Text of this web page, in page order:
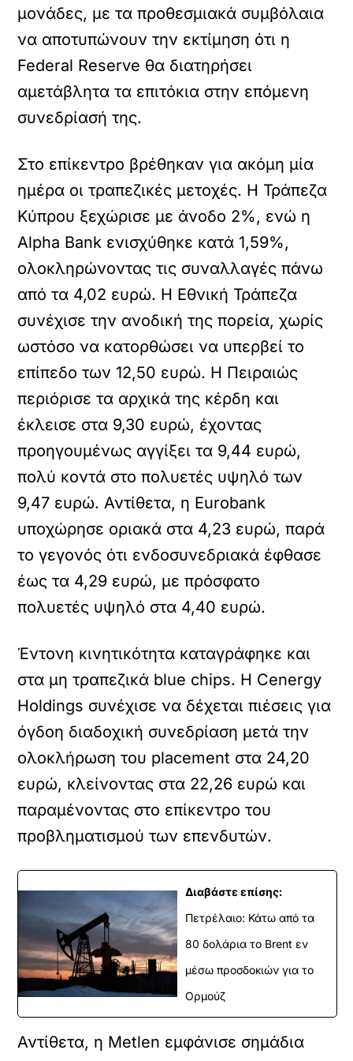
μονάδες, με τα προθεσμιακά συμβόλαια
να αποτυπώνουν την εκτίμηση ότι η
Federal Reserve θα διατηρήσει
αμετάβλητα τα επιτόκια στην επόμενη
συνεδρίασή της.
Στο επίκεντρο βρέθηκαν για ακόμη μία
ημέρα οι τραπεζικές μετοχές. Η Τράπεζα
Κύπρου ξεχώρισε με άνοδο 2%, ενώ η
Alpha Bank ενισχύθηκε κατά 1,59%,
ολοκληρώνοντας τις συναλλαγές πάνω
από τα 4,02 ευρώ. Η Εθνική Τράπεζα
συνέχισε την ανοδική της πορεία, χωρίς
ωστόσο να κατορθώσει να υπερβεί το
επίπεδο των 12,50 ευρώ. Η Πειραιώς
περιόρισε τα αρχικά της κέρδη και
έκλεισε στα 9,30 ευρώ, έχοντας
προηγουμένως αγγίξει τα 9,44 ευρώ,
πολύ κοντά στο πολυετές υψηλό των
9,47 ευρώ. Αντίθετα, η Eurobank
υποχώρησε οριακά στα 4,23 ευρώ, παρά
το γεγονός ότι ενδοσυνεδριακά έφθασε
έως τα 4,29 ευρώ, με πρόσφατο
πολυετές υψηλό στα 4,40 ευρώ.
Έντονη κινητικότητα καταγράφηκε και
στα μη τραπεζικά blue chips. Η Cenergy
Holdings συνέχισε να δέχεται πιέσεις για
όγδοη διαδοχική συνεδρίαση μετά την
ολοκλήρωση του placement στα 24,20
ευρώ, κλείνοντας στα 22,26 ευρώ και
παραμένοντας στο επίκεντρο του
προβληματισμού των επενδυτών.
Διαβάστε επίσης:
Πετρέλαιο: Κάτω από τα
80 δολάρια το Brent εν
μέσω προσδοκιών για το
Ορμούζ
Αντίθετα, η Metlen εμφάνισε σημάδια